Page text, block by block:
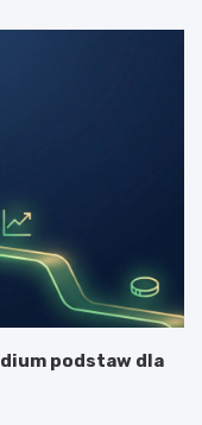
podstaw dla